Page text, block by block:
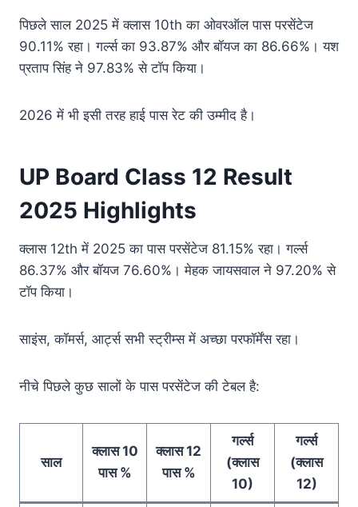
पिछले साल 2025 में क्लास 10th का ओवरऑल पास परसेंटेज
90.11% रहा। गर्ल्स का 93.87% और बॉयज का 86.66%। यश
प्रताप सिंह ने 97.83% से टॉप किया।
2026 में भी इसी तरह हाई पास रेट की उम्मीद है।
UP Board Class 12 Result
2025 Highlights
क्लास 12th में 2025 का पास परसेंटेज 81.15% रहा। गर्ल्स
86.37% और बॉयज 76.60%। मेहक जायसवाल ने 97.20% से
टॉप किया।
साइंस, कॉमर्स, आर्ट्स सभी स्ट्रीम्स में अच्छा परफॉर्मेंस रहा।
नीचे पिछले कुछ सालों के पास परसेंटेज की टेबल है:
साल
क्लास 10
पास %
क्लास 12
पास %
गर्ल्स
(क्लास
10)
गर्ल्स
(क्लास
12)